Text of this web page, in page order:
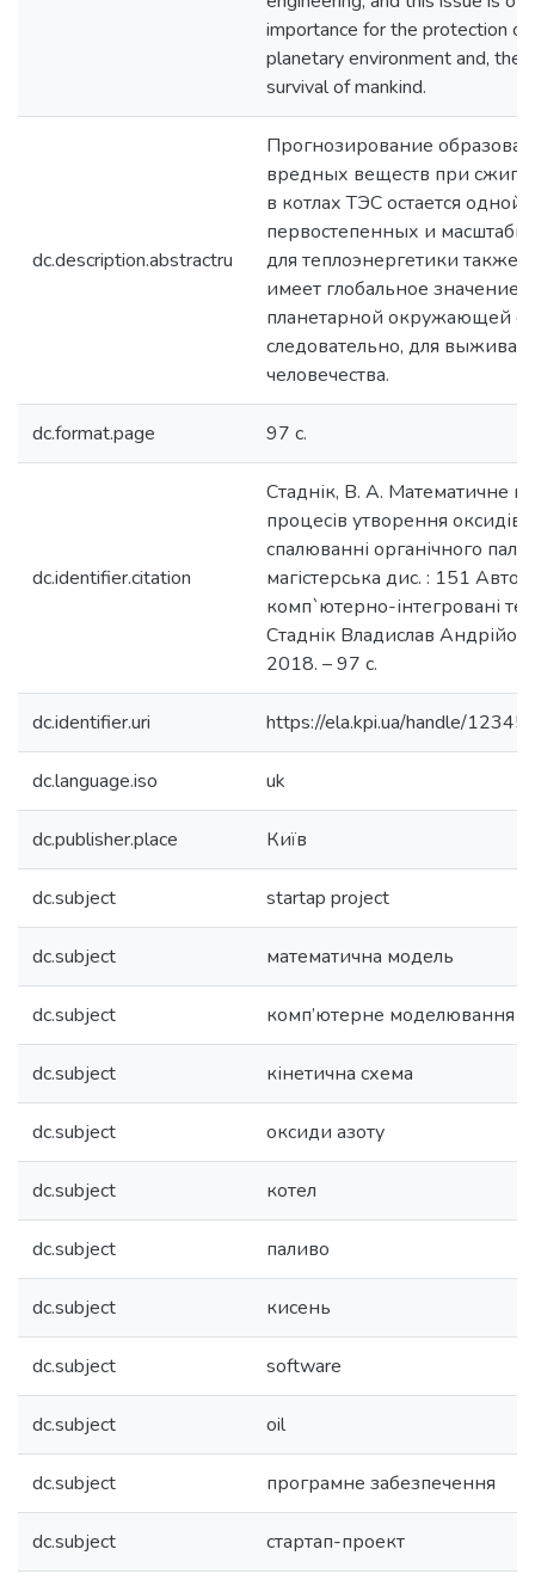
importance for the protection of
planetary environment and,
survival of mankind.
dc.description.abstractru
Прогнозирование
вредных веществ при
в котлах ТЭС остается одной
первостепенных и
для теплоэнергетики также
имеет глобальное значение
планетарной окружающей
следовательно, для
человечества.
dc.format.page 97 c.
dc.identifier.citation
Стаднік, В. А. Математичне
процесів утворення оксидів
спалюванні органічного
магістерська дис. : 151
комп`ютерно-інтегровані
Стаднік Владислав
2018. – 97 с.
dc.identifier.uri https://ela.kpi.ua/handle/
dc.language.iso uk
dc.publisher.place Київ
dc.subject startap project
dc.subject математична модель
dc.subject комп’ютерне моделювання
dc.subject кінетична схема
dc.subject оксиди азоту
dc.subject котел
dc.subject паливо
dc.subject кисень
dc.subject software
dc.subject oil
dc.subject програмне забезпечення
dc.subject стартап-проект